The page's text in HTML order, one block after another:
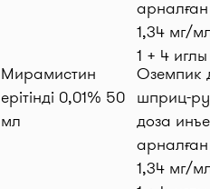
Мирамистин
ерітінді 0,01% 50
мл
Оземпик
шприц-
доза
арналған
1,34 мг/